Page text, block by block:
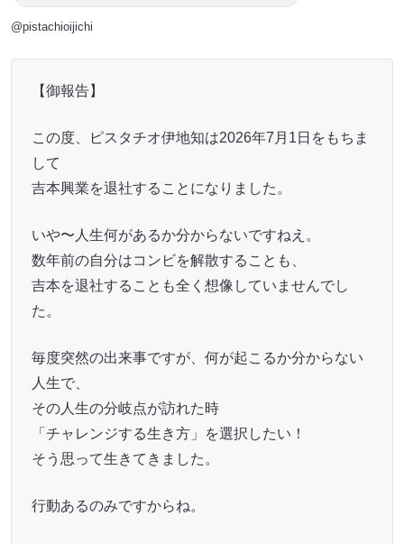
@pistachioijichi
【御報告】
この度、ピスタチオ伊地知は2026年7月1日をもちま
して
吉本興業を退社することになりました。
いや〜人生何があるか分からないですねえ。
数年前の自分はコンビを解散することも、
吉本を退社することも全く想像していませんでし
た。
毎度突然の出来事ですが、何が起こるか分からない
人生で、
その人生の分岐点が訪れた時
「チャレンジする生き方」を選択したい！
そう思って生きてきました。
行動あるのみですからね。